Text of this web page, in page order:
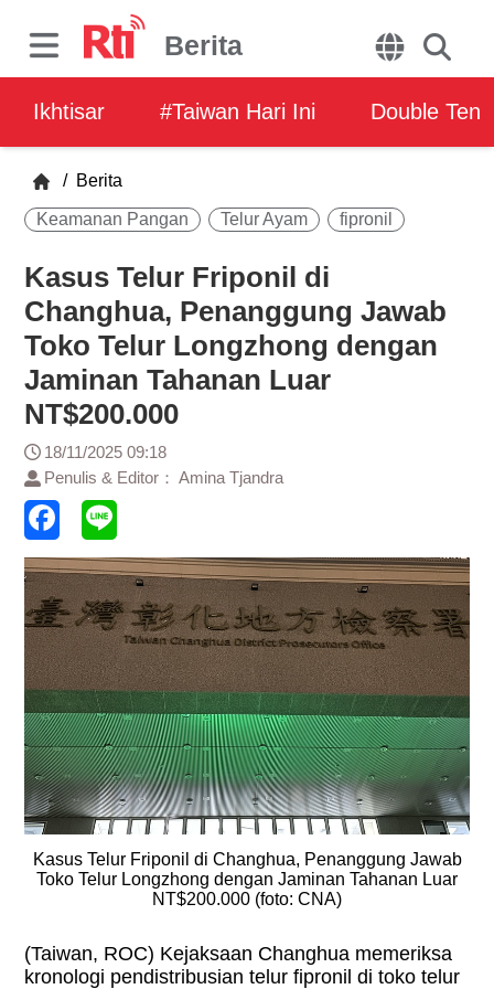
Berita
Ikhtisar #Taiwan Hari Ini Double Ten
/ Berita
Keamanan Pangan Telur Ayam fipronil
Kasus Telur Friponil di
Changhua, Penanggung Jawab
Toko Telur Longzhong dengan
Jaminan Tahanan Luar
NT$200.000
18/11/2025 09:18
Penulis & Editor： Amina Tjandra
Kasus Telur Friponil di Changhua, Penanggung Jawab
Toko Telur Longzhong dengan Jaminan Tahanan Luar
NT$200.000 (foto: CNA)
(Taiwan, ROC) Kejaksaan Changhua memeriksa
kronologi pendistribusian telur fipronil di toko telur